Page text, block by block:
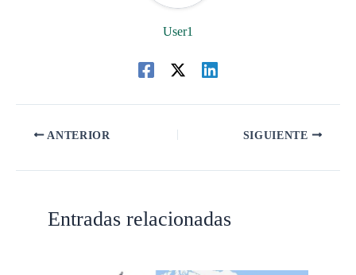
User1
ANTERIOR SIGUIENTE
Entradas relacionadas